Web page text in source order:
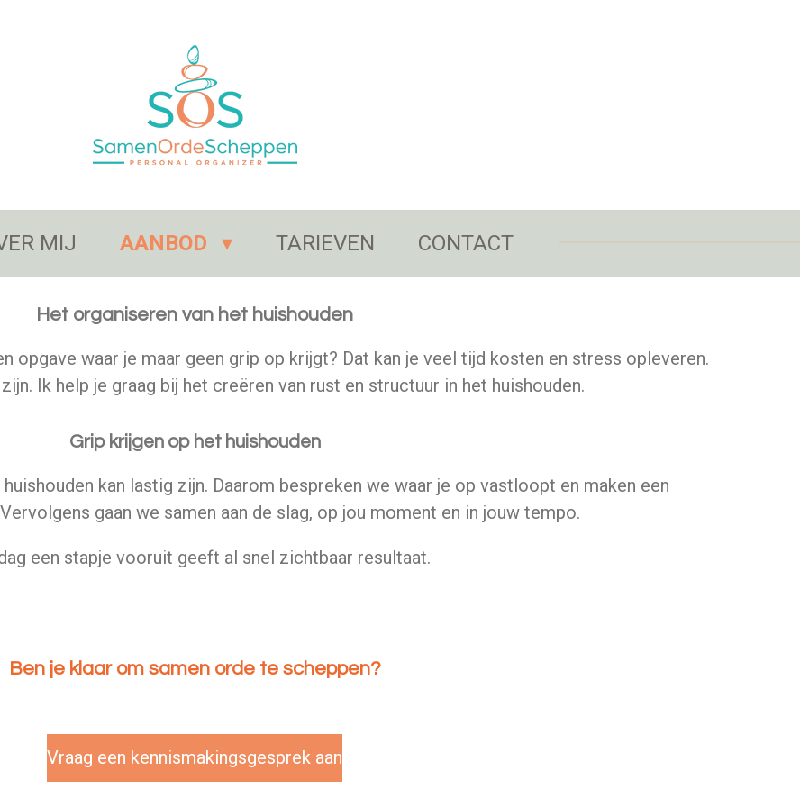
MIJ AANBOD TARIEVEN CONTACT
Het organiseren van het huishouden
opgave waar je maar geen grip op krijgt? Dat kan je veel tijd kosten en stress opleveren.
Ik help je graag bij het creëren van rust en structuur in het huishouden.
Grip krijgen op het huishouden
kan lastig zijn. Daarom bespreken we waar je op vastloopt en maken een
gaan we samen aan de slag, op jou moment en in jouw tempo.
een stapje vooruit geeft al snel zichtbaar resultaat.
Ben je klaar om samen orde te scheppen?
Vraag een kennismakingsgesprek aan